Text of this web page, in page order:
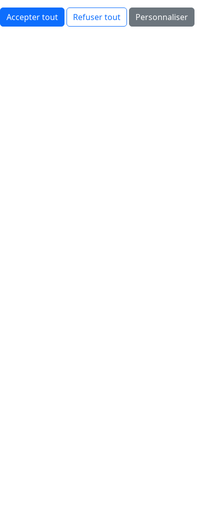
Accepter tout Refuser tout Personnaliser